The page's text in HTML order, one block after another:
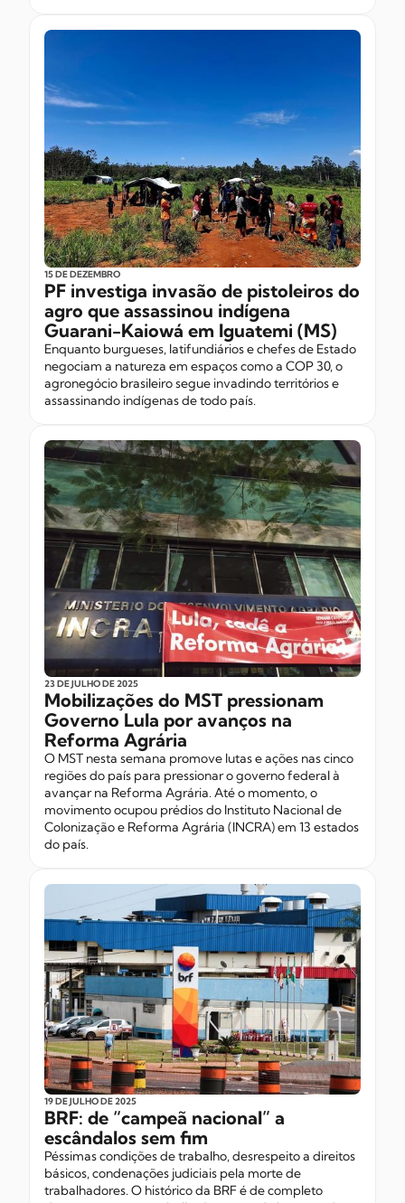
15 DE DEZEMBRO
PF investiga invasão de pistoleiros do
agro que assassinou indígena
Guarani-Kaiowá em Iguatemi (MS)
Enquanto burgueses, latifundiários e chefes de Estado
negociam a natureza em espaços como a COP 30, o
agronegócio brasileiro segue invadindo territórios e
assassinando indígenas de todo país.
23 DE JULHODE 2025
Mobilizações do MST pressionam
Governo Lula por avanços na
Reforma Agrária
O MST nesta semana promove lutas e ações nas cinco
regiões do país para pressionar o governo federal à
avançar na Reforma Agrária. Até o momento, o
movimento ocupou prédios do Instituto Nacional de
Colonização e Reforma Agrária (INCRA) em 13 estados
do país.
19 DE JULHODE 2025
BRF: de “campeã nacional” a
escândalos sem fim
Péssimas condições de trabalho, desrespeito a direitos
básicos, condenações judiciais pela morte de
trabalhadores. O histórico da BRF é de completo